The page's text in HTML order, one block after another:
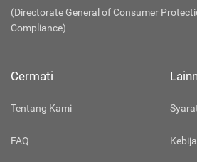
(Directorate General of Consumer
Compliance)
Cermati
Tentang Kami
FAQ